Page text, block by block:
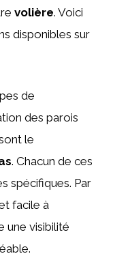
volière. Voici
disponibles sur
de
des parois
le
. Chacun de ces
spécifiques. Par
facile à
une visibilité